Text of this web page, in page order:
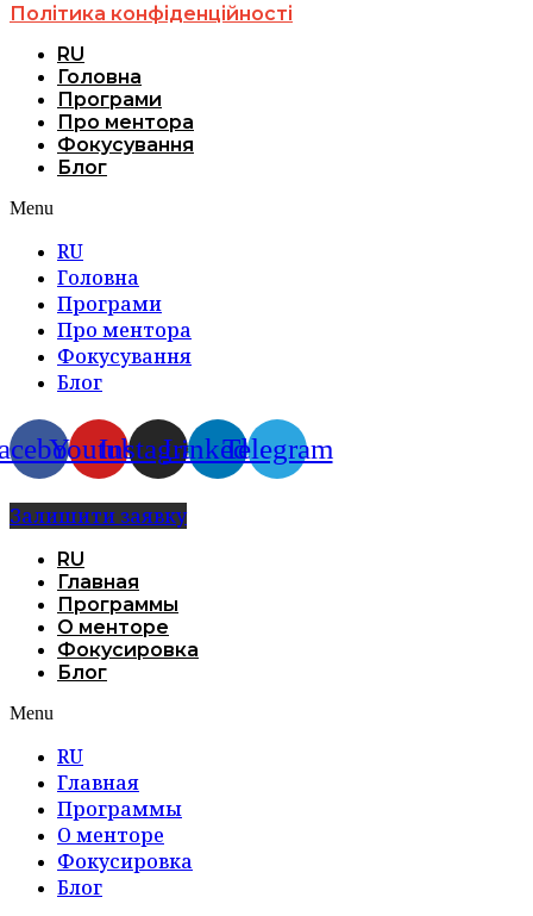
Політика конфіденційності
RU
Головна
Програми
Про ментора
Фокусування
Блог
Menu
RU
Головна
Програми
Про ментора
Фокусування
Блог
YoutubeInstagramLinkedinTelegram
Залишити заявку
RU
Главная
Программы
О менторе
Фокусировка
Блог
Menu
RU
Главная
Программы
О менторе
Фокусировка
Блог